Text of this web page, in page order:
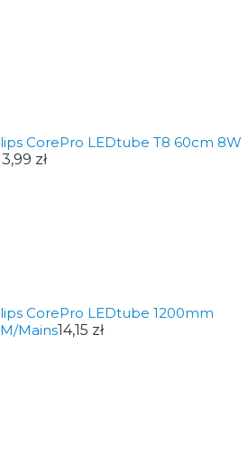
CorePro LEDtube T8 60cm 8W
zł
CorePro LEDtube 1200mm
Mains14,15 zł